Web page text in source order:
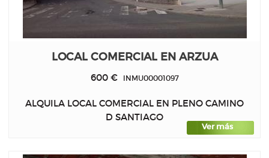
LOCAL COMERCIAL EN ARZUA
600 €INMU00001097
ALQUILA LOCAL COMERCIAL EN PLENO CAMINO
D SANTIAGO
Ver más